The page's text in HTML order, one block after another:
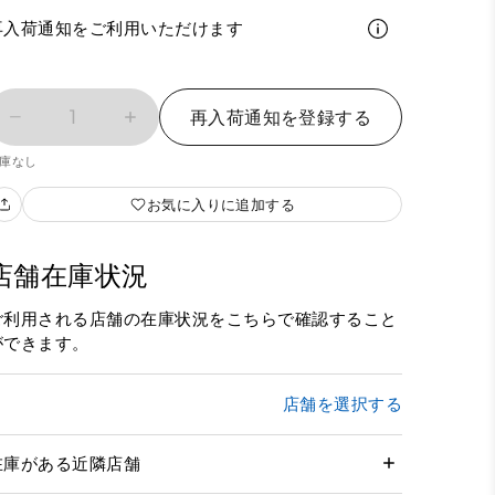
入荷通知をご利用いただけます
1 再入荷通知を登録する
なし
お気に入りに追加する
舗在庫状況
利用される店舗の在庫状況をこちらで確認すること
きます。
店舗を選択する
庫がある近隣店舗